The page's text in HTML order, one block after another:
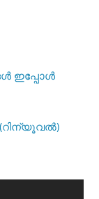
ഇപ്പോൾ